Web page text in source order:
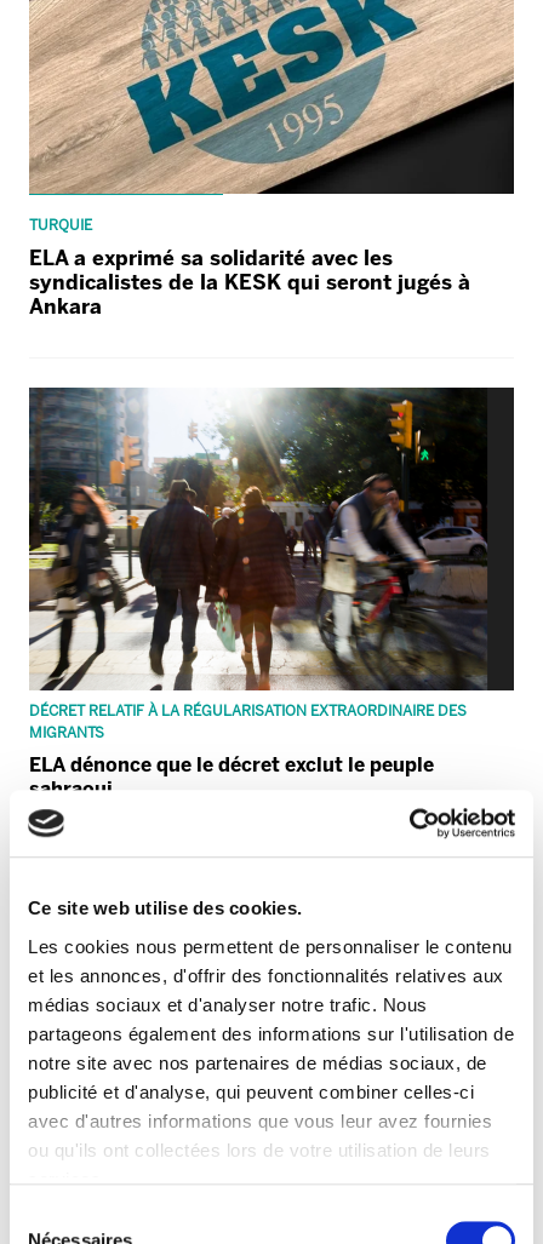
Ce site web utilise des cookies.
Les cookies nous permettent de personnaliser le contenu
et les annonces, d'offrir des fonctionnalités relatives aux
médias sociaux et d'analyser notre trafic. Nous
partageons également des informations sur l'utilisation de
notre site avec nos partenaires de médias sociaux, de
publicité et d'analyse, qui peuvent combiner celles-ci
avec d'autres informations que vous leur avez fournies
ou qu'ils ont collectées lors de votre utilisation de leurs
TURQUIE
ELA a exprimé sa solidarité avec les
syndicalistes de la KESK qui seront jugés à
Ankara
DÉCRET RELATIF À LA RÉGULARISATION EXTRAORDINAIRE DES
MIGRANTS
ELA dénonce que le décret exclut le peuple
sahraoui
PALESTINE